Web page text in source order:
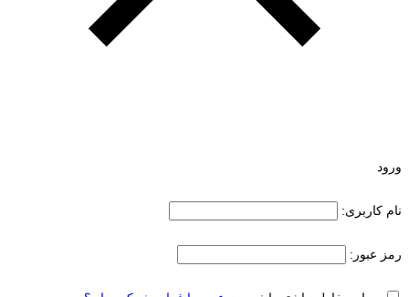
ورود
نام کاربری:
رمز عبور: